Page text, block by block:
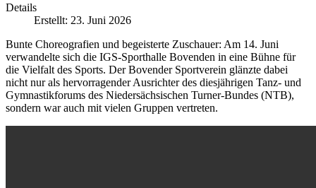
Details
Erstellt: 23. Juni 2026
Bunte Choreografien und begeisterte Zuschauer: Am 14. Juni
verwandelte sich die IGS-Sporthalle Bovenden in eine Bühne für
die Vielfalt des Sports. Der Bovender Sportverein glänzte dabei
nicht nur als hervorragender Ausrichter des diesjährigen Tanz- und
Gymnastikforums des Niedersächsischen Turner-Bundes (NTB),
sondern war auch mit vielen Gruppen vertreten.